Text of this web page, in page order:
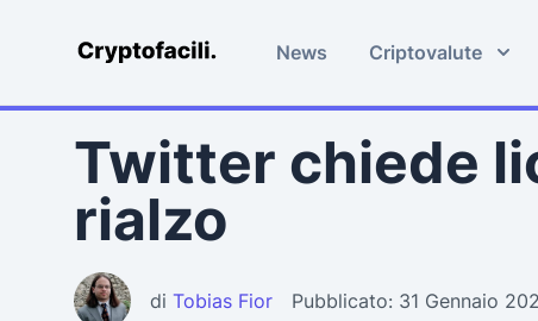
Cryptofacili.com News Criptovalute
Twitter chiede
rialzo
di Tobias Fior Pubblicato: 31 Gennaio